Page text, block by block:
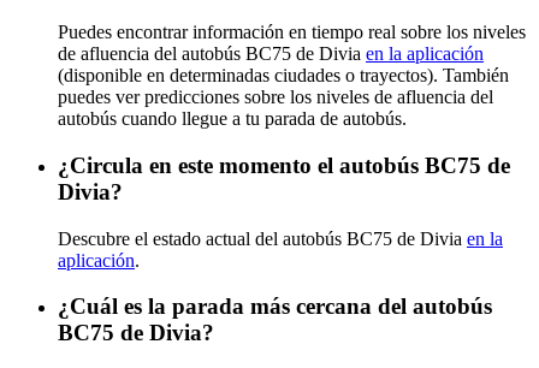
Puedes encontrar información en tiempo real sobre los niveles
de afluencia del autobús BC75 de Divia en la aplicación
(disponible en determinadas ciudades o trayectos). También
puedes ver predicciones sobre los niveles de afluencia del
autobús cuando llegue a tu parada de autobús.
¿Circula en este momento el autobús BC75 de
Divia?
Descubre el estado actual del autobús BC75 de Divia en la
aplicación.
¿Cuál es la parada más cercana del autobús
BC75 de Divia?